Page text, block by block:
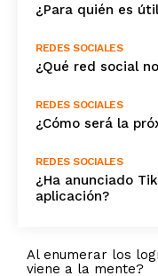
¿Para quién es
REDES SOCIALES
¿Qué red social
REDES SOCIALES
¿Cómo será la
REDES SOCIALES
¿Ha anunciado
aplicación?
Al enumerar los
viene a la mente?